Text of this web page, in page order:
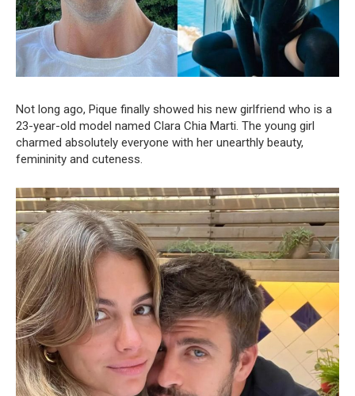
Not long ago, Pique finally showed his new girlfriend who is a
23-year-old model named Clara Chia Marti. The young girl
charmed absolutely everyone with her unearthly beauty,
femininity and cuteness.